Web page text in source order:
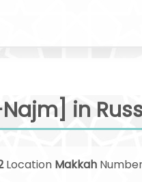
in
Location Makkah